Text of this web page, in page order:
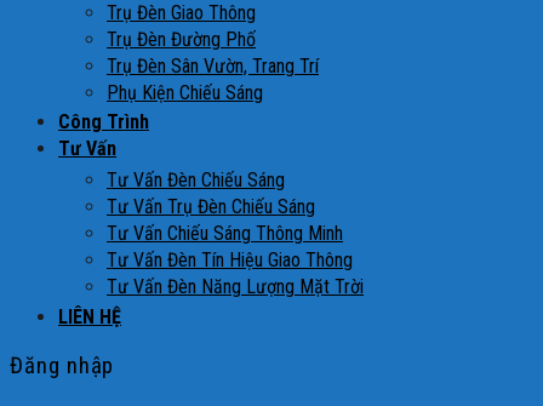
Trụ Đèn Giao Thông
Trụ Đèn Đường Phố
Trụ Đèn Sân Vườn, Trang Trí
Phụ Kiện Chiếu Sáng
Công Trình
Tư Vấn
Tư Vấn Đèn Chiếu Sáng
Tư Vấn Trụ Đèn Chiếu Sáng
Tư Vấn Chiếu Sáng Thông Minh
Tư Vấn Đèn Tín Hiệu Giao Thông
Tư Vấn Đèn Năng Lượng Mặt Trời
LIÊN HỆ
Đăng nhập